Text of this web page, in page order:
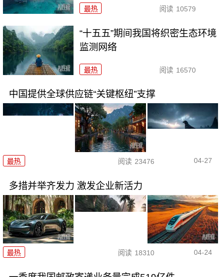
最热 阅读 10579
“十五五”期间我国将织密生态环境
监测网络
最热 阅读 16570
中国提供全球供应链“关键枢纽”支撑
最热 阅读 23476 04-27
多措并举齐发力 激发企业新活力
最热 阅读 18310 04-24